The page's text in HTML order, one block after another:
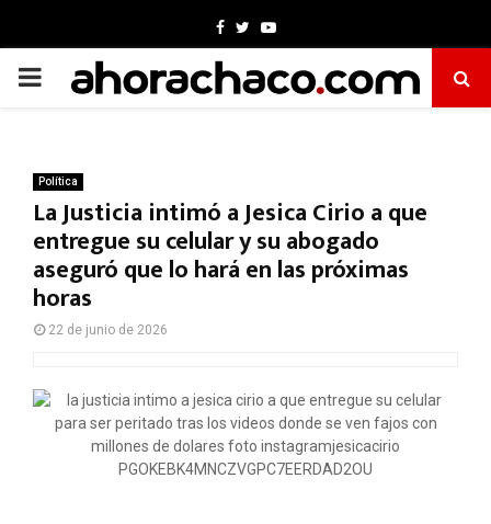
Facebook
TwitterYoutube
PRIMARY
Política
La Justicia intimó a Jesica Cirio a que
entregue su celular y su abogado
aseguró que lo hará en las próximas
horas
22 de junio de 2026